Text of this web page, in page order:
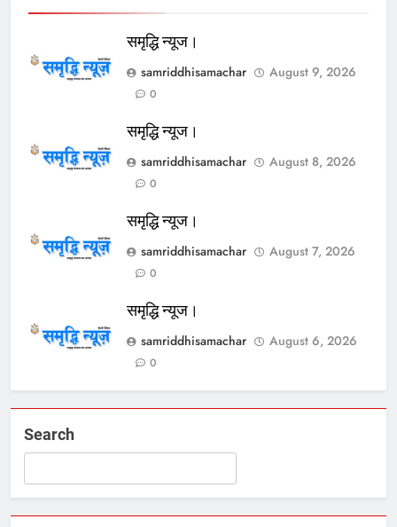
समृद्धि न्यूज।
samriddhisamachar
August 9, 2026
0
समृद्धि न्यूज।
samriddhisamachar
August 8, 2026
0
समृद्धि न्यूज।
samriddhisamachar
August 7, 2026
0
समृद्धि न्यूज।
samriddhisamachar
August 6, 2026
0
Search